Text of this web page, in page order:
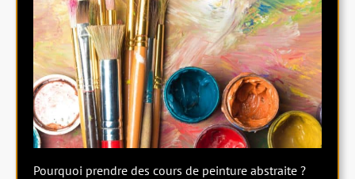
Pourquoi prendre des cours de peinture abstraite ?